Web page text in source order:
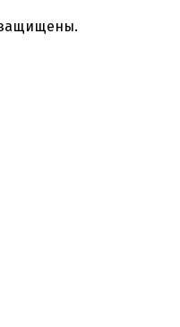
защищены.